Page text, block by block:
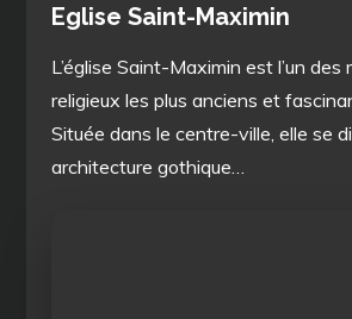
Eglise Saint-Maximin
L’église Saint-Maximin est l’un des
religieux les plus anciens et
Située dans le centre-ville, elle se
architecture gothique…